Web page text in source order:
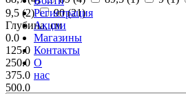
Регистрация
Акции
Магазины
Контакты
О
нас
9,5 (2) 90 (21)
Глубина, см
0.0
125.0
250.0
375.0
500.0